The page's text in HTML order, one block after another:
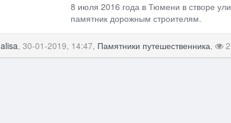
8 июля 2016 года в Тюмени в створе
памятник дорожным строителям.
alisa, 30-01-2019, 14:47, Памятники путешественника, 2